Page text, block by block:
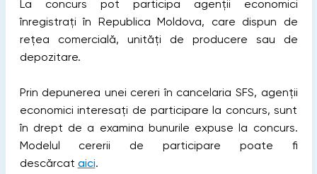
La concurs pot participa agenții economici
înregistrați în Republica Moldova, care dispun de
rețea comercială, unități de producere sau de
depozitare.
Prin depunerea unei cereri în cancelaria SFS, agenții
economici interesați de participare la concurs, sunt
în drept de a examina bunurile expuse la concurs.
Modelul cererii de participare poate fi
descărcat aici.